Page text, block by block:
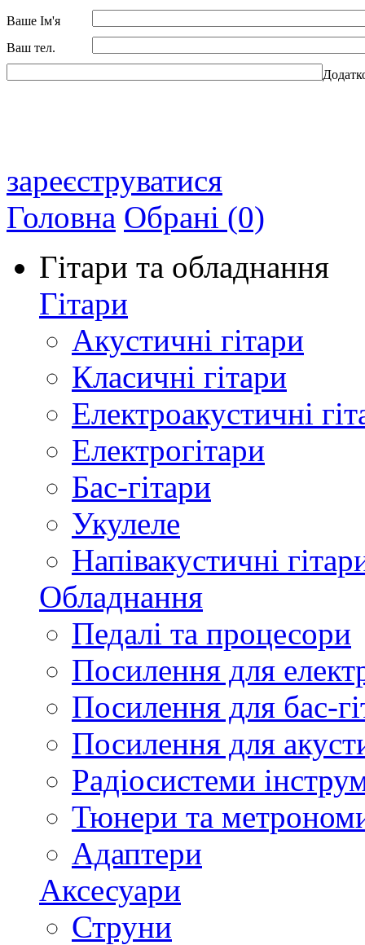
Ваше Ім'я
Ваш тел.
зареєструватися
Головна Обрані (0)
Гітари та обладнання
Гітари
Акустичні гітари
Класичні гітари
Електроакустичні
Електрогітари
Бас-гітари
Укулеле
Напівакустичні
Обладнання
Педалі та процесори
Посилення для
Посилення для бас-
Посилення для
Радіосистеми
Тюнери та
Адаптери
Аксесуари
Струни